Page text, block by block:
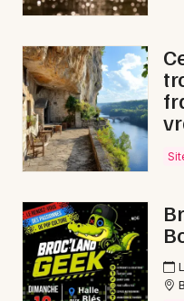
Courses dans le
Courses dans le
Courses dans le
Newsletter des